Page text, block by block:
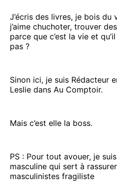
J’écris des livres, je bois du
j’aime chuchoter, trouver
parce que c’est la vie et
pas ?
Sinon ici, je suis Rédacteur
Leslie dans Au Comptoir.
Mais c’est elle la boss.
PS : Pour tout avouer, je
masculine qui sert à
masculinistes fragiliste